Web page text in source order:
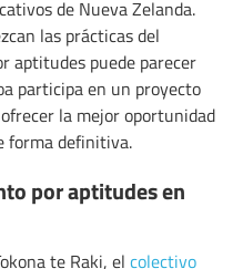
de Nueva Zelanda.
las prácticas del
aptitudes puede parecer
participa en un proyecto
la mejor oportunidad
forma definitiva.
por aptitudes en
te Raki, el colectivo